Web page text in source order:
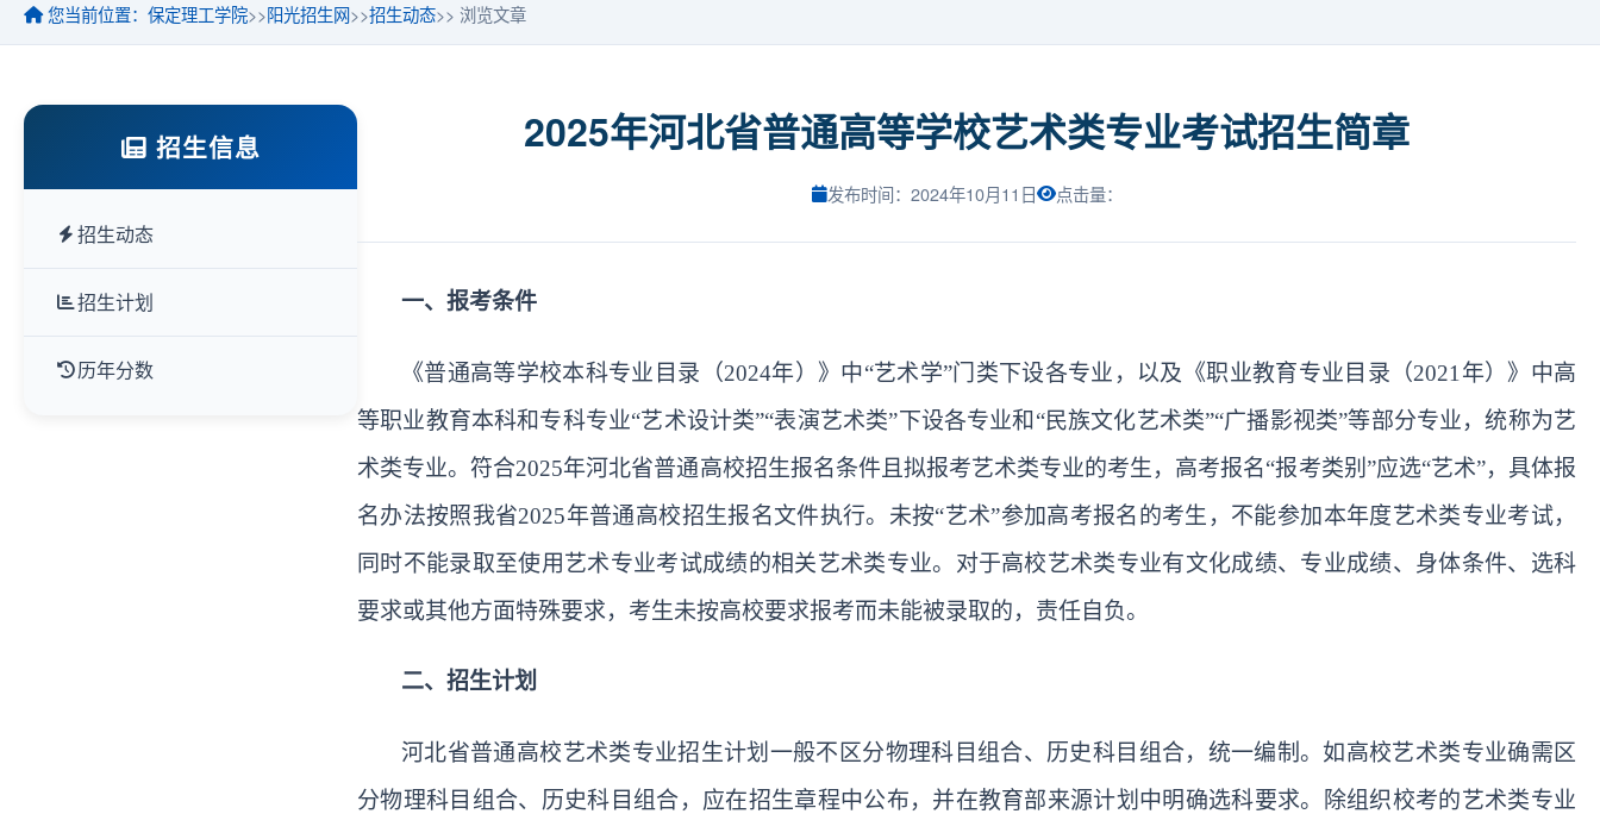
您当前位置： 保定理工学院>>阳光招生网>>招生动态>> 浏览文章
招生信息
招生动态
招生计划
历年分数
2025年河北省普通高等学校艺术类专业考试招生简章
发布时间：2024年10月11日 点击量：
一、报考条件
《普通高等学校本科专业目录 （2024年） 》中“艺术学”门类下设各专业，以及《职业教育专业目录（2021年）》 中高
等职业教育本科和专科专业“艺术设计类”“表演艺术类”下设各专业和 “民族文化艺术类”“广播影视类”等部分专业，统称为艺
术类专业。符合2025年河北省普通高校招生报名条件且拟报考艺术类专业的考生，高考报名“报考类别”应选“艺术”，具体报
名办法按照我省2025年普通高校招生报名文件执行。未按“艺术”参加高考报名的考生，不能参加本年度艺术类专业考试，
同时不能录取至使用艺术专业考试成绩的相关艺术类专业。对于高校艺术类专业有文化成绩、专业成绩、身体条件、选科
要求或其他方面特殊要求，考生未按高校要求报考而未能被录取的，责任自负。
二、招生计划
河北省普通高校艺术类专业招生计划一般不区分物理科目组合、历史科目组合，统一编制。如高校艺术类专业确需区
分物理科目组合、历史科目组合，应在招生章程中公布，并在教育部来源计划中明确选科要求。除组织校考的艺术类专业